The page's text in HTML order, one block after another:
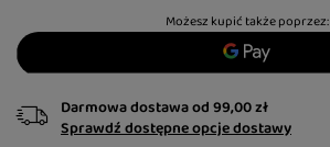
Możesz kupić także poprzez:
Darmowa dostawaod99,00 zł
Sprawdź dostępne opcje dostawy